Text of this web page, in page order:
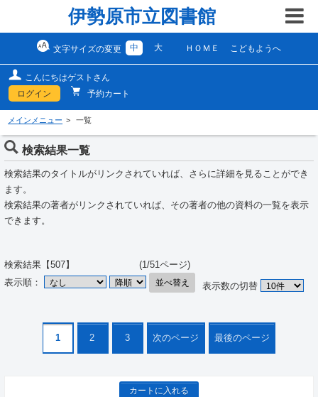
伊勢原市立図書館
文字サイズの変更 中 大 ＨＯＭＥ こどもようへ
こんにちはゲストさん
ログイン
予約カート
メインメニュー 一覧
検索結果一覧
検索結果のタイトルがリンクされていれば、さらに詳細を見ることができ
ます。
検索結果の著者がリンクされていれば、その著者の他の資料の一覧を表示
できます。
検索結果【507】 (1/51ページ)
表示順：
並べ替え 表示数の切替
1 2 3 次のページ 最後のページ
カートに入れる